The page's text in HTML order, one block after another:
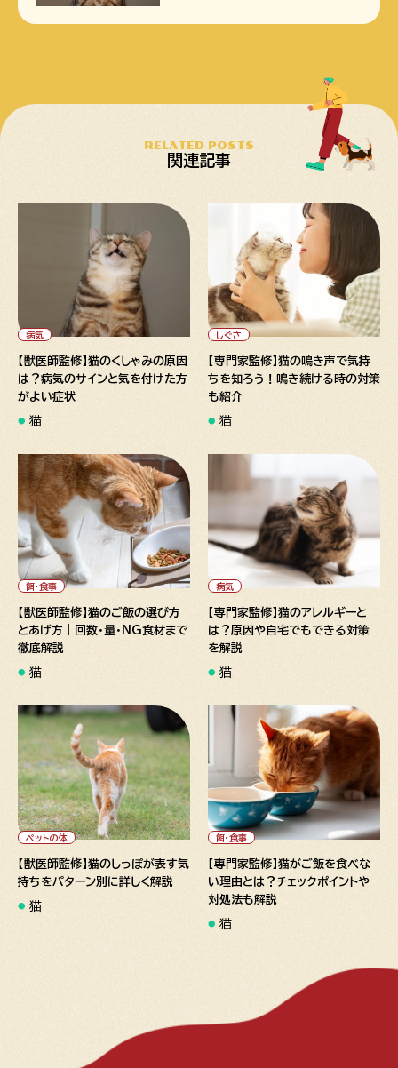
RELATED POSTS
関連記事
" alt="【獣医師監修】猫のくし
ゃみの原因は？病気のサインと
気を付けた方がよい症状">
病気
【獣医師監修】猫のくしゃみの原因
は？病気のサインと気を付けた方
がよい症状
猫
" alt="【専門家監修】猫の鳴き
声で気持ちを知ろう！鳴き続け
る時の対策も紹介">
しぐさ
【専門家監修】猫の鳴き声で気持
ちを知ろう！鳴き続ける時の対策
も紹介
猫
" alt="【獣医師監修】猫のご飯
の選び方とあげ方｜回数・量・
NG食材まで徹底解説">
餌・食事
【獣医師監修】猫のご飯の選び方
とあげ方｜回数・量・NG食材まで
徹底解説
猫
" alt="【専門家監修】猫のアレ
ルギーとは？原因や自宅でもで
きる対策を解説">
病気
【専門家監修】猫のアレルギーと
は？原因や自宅でもできる対策
を解説
猫
" alt="【獣医師監修】猫のしっ
ぽが表す気持ちをパターン別に
詳しく解説">
ペットの体
【獣医師監修】猫のしっぽが表す気
持ちをパターン別に詳しく解説
猫
" alt="【専門家監修】猫がご飯
を食べない理由とは？チェック
ポイントや対処法も解説">
餌・食事
【専門家監修】猫がご飯を食べな
い理由とは？チェックポイントや
対処法も解説
猫